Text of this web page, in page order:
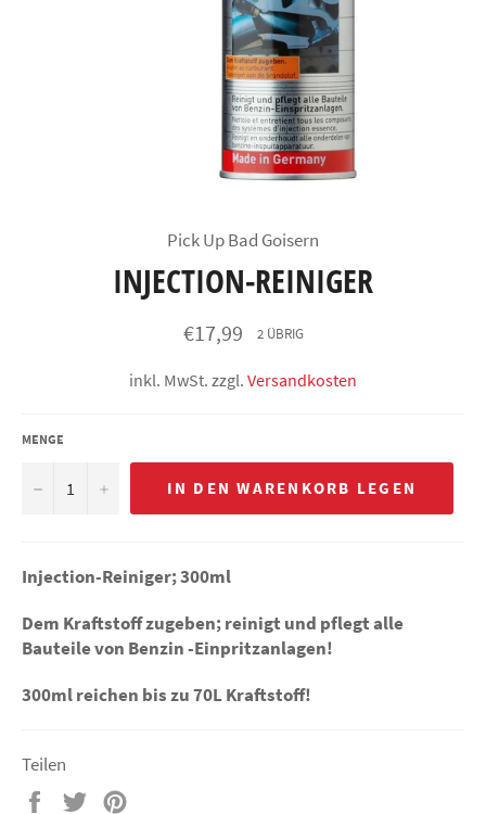
Pick Up Bad Goisern
INJECTION-REINIGER
Normaler
Preis
€17,99 2 ÜBRIG
inkl. MwSt. zzgl. Versandkosten
MENGE
− + IN DEN WARENKORB LEGEN
Injection-Reiniger; 300ml
Dem Kraftstoff zugeben; reinigt und pflegt alle
Bauteile von Benzin -Einpritzanlagen!
300ml reichen bis zu 70L Kraftstoff!
Teilen
Auf
Auf